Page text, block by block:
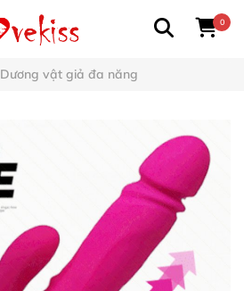
0
Dương vật giả đa năng